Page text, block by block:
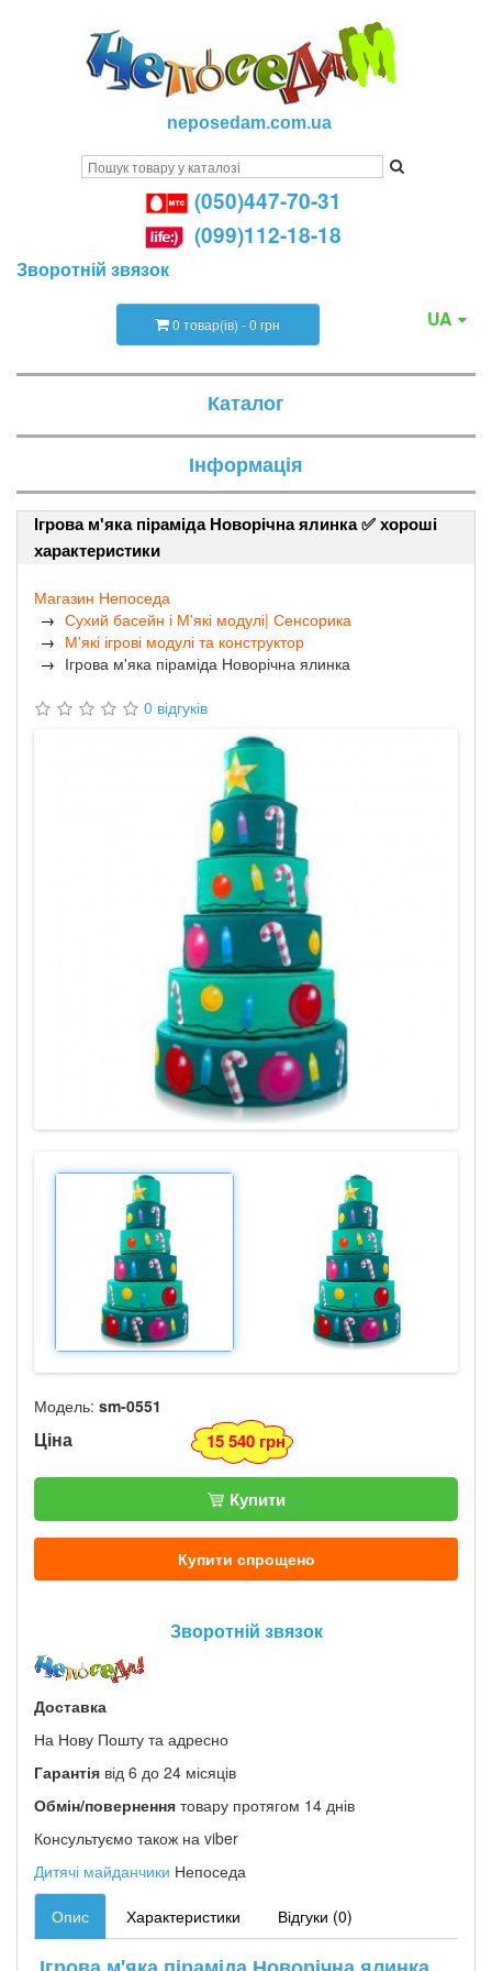
neposedam.com.ua
(050)447-70-31
(099)112-18-18
Зворотній звязок
UA
0 товар(ів) - 0 грн
Каталог
Інформація
Ігрова м'яка піраміда Новорічна ялинка ✅ хороші
характеристики
Магазин Непоседа
Сухий басейн і М'які модулі| Сенсорика
М'які ігрові модулі та конструктор
Ігрова м'яка піраміда Новорічна ялинка
0 відгуків
Модель: sm-0551
Ціна 15 540 грн
Купити
Купити спрощено
Зворотній звязок
Доставка
На Нову Пошту та адресно
Гарантія від 6 до 24 місяців
Обмін/повернення товару протягом 14 днів
Консультуємо також на viber
Дитячі майданчики Непоседа
Опис Характеристики Відгуки (0)